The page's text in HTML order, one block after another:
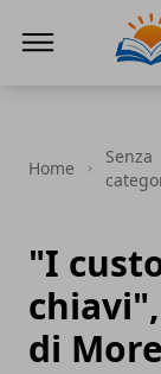
Home
Senza
"I
di